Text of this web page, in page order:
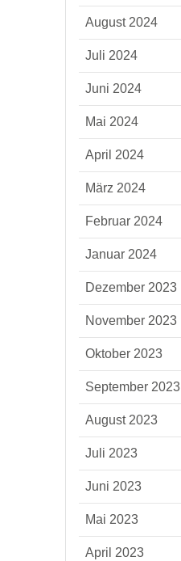
August 2024
Juli 2024
Juni 2024
Mai 2024
April 2024
März 2024
Februar 2024
Januar 2024
Dezember 2023
November 2023
Oktober 2023
September 2023
August 2023
Juli 2023
Juni 2023
Mai 2023
April 2023